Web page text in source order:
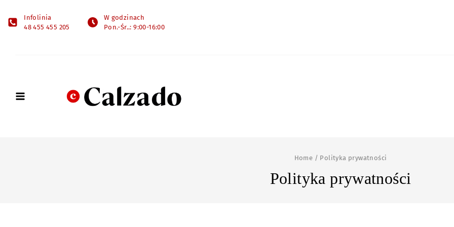
Infolinia
48 455 455 205
W godzinach
Pon.-Śr..: 9:00-16:00
Home / Polityka prywatności
Polityka prywatności